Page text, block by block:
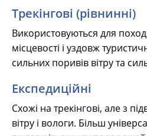
Трекінгові (рівнинні)
Використовуються для
місцевості і уздовж
сильних поривів вітру та
Експедиційні
Схожі на трекінгові, але з
вітру і вологи. Більш